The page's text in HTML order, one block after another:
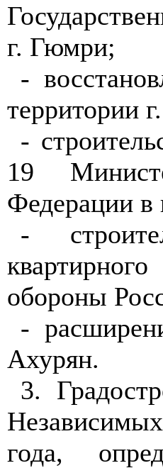
г. Гюмри;
-
территории
-
19
Федерации в
-
обороны
-
Ахурян.
3.
года,